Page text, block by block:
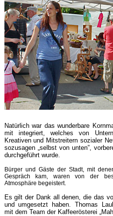
Natürlich war das wunderbare
mit integriert, welches von
Kreativen und Mitstreitern sozialer
sozusagen „selbst von unten”,
durchgeführt wurde.
Bürger und Gäste der Stadt, mit
Gespräch kam, waren von der
Atmosphäre begeistert.
Es gilt der Dank all denen, die das
und umgesetzt haben. Thomas
mit dem Team der Kaffeerösterei